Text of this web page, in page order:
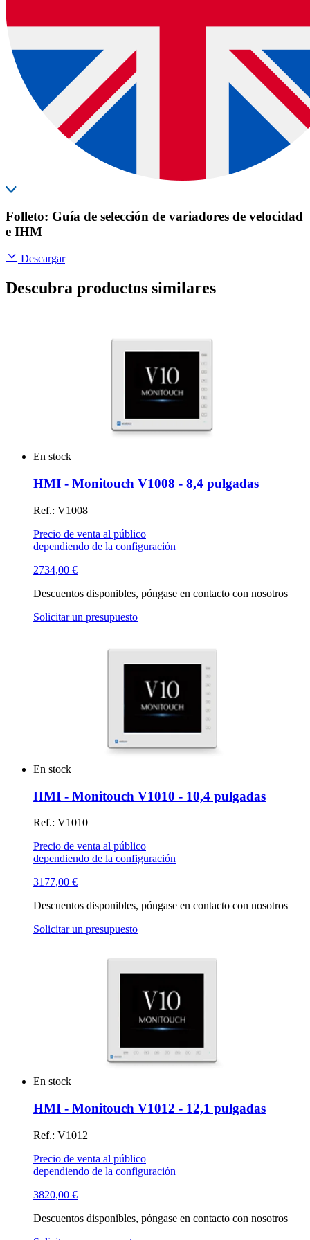
Folleto: Guía de selección de variadores de velocidad
e IHM
Descargar
Descubra productos similares
En stock
HMI - Monitouch V1008 - 8,4 pulgadas
Ref.: V1008
Precio de venta al público
dependiendo de la configuración
2734,00 €
Descuentos disponibles, póngase en contacto con nosotros
Solicitar un presupuesto
En stock
HMI - Monitouch V1010 - 10,4 pulgadas
Ref.: V1010
Precio de venta al público
dependiendo de la configuración
3177,00 €
Descuentos disponibles, póngase en contacto con nosotros
Solicitar un presupuesto
En stock
HMI - Monitouch V1012 - 12,1 pulgadas
Ref.: V1012
Precio de venta al público
dependiendo de la configuración
3820,00 €
Descuentos disponibles, póngase en contacto con nosotros